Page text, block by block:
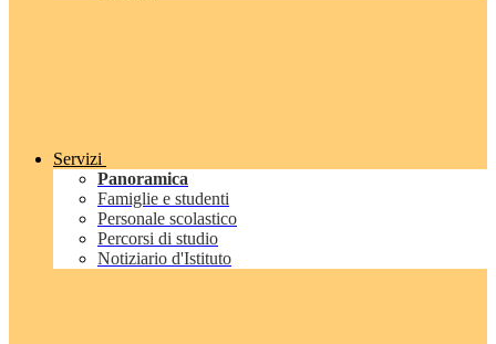
Servizi
Panoramica
Famiglie e studenti
Personale scolastico
Percorsi di studio
Notiziario d'Istituto